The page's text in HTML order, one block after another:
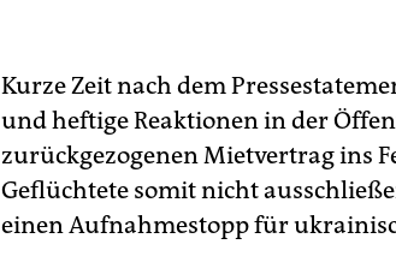
Kurze Zeit nach dem
und heftige Reaktionen in der
zurückgezogenen Mietvertrag ins
Geflüchtete somit nicht
einen Aufnahmestopp für